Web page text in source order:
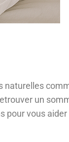
naturelles
un
pour vous aider